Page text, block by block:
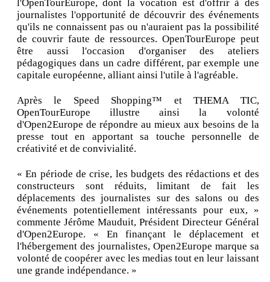
l'OpenTourEurope, dont la vocation est d'offrir à des
journalistes l'opportunité de découvrir des événements
qu'ils ne connaissent pas ou n'auraient pas la possibilité
de couvrir faute de ressources. OpenTourEurope peut
être aussi l'occasion d'organiser des ateliers
pédagogiques dans un cadre différent, par exemple une
capitale européenne, alliant ainsi l'utile à l'agréable.
Après le Speed Shopping™ et THEMA TIC,
OpenTourEurope illustre ainsi la volonté
d'Open2Europe de répondre au mieux aux besoins de la
presse tout en apportant sa touche personnelle de
créativité et de convivialité.
« En période de crise, les budgets des rédactions et des
constructeurs sont réduits, limitant de fait les
déplacements des journalistes sur des salons ou des
événements potentiellement intéressants pour eux, »
commente Jérôme Mauduit, Président Directeur Général
d'Open2Europe. « En finançant le déplacement et
l'hébergement des journalistes, Open2Europe marque sa
volonté de coopérer avec les medias tout en leur laissant
une grande indépendance. »